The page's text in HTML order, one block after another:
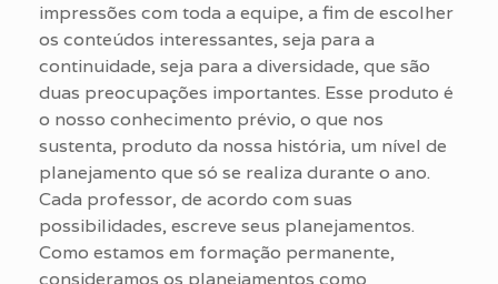
impressões com toda a equipe, a fim de escolher
os conteúdos interessantes, seja para a
continuidade, seja para a diversidade, que são
duas preocupações importantes. Esse produto é
o nosso conhecimento prévio, o que nos
sustenta, produto da nossa história, um nível de
planejamento que só se realiza durante o ano.
Cada professor, de acordo com suas
possibilidades, escreve seus planejamentos.
Como estamos em formação permanente,
consideramos os planejamentos como